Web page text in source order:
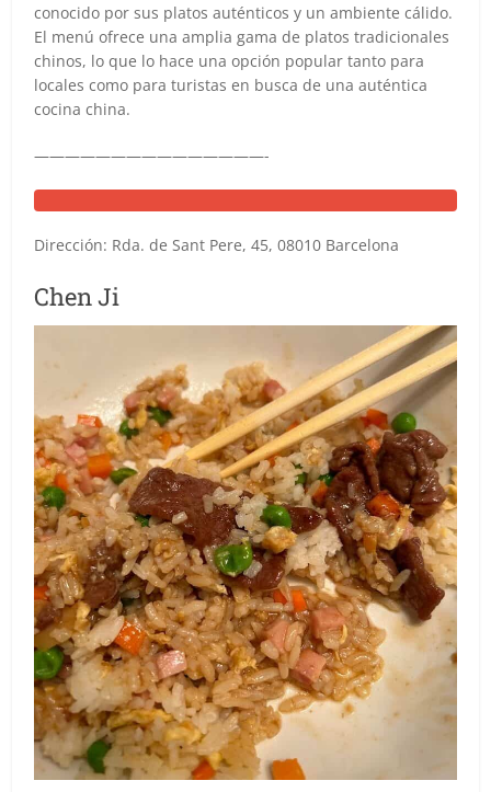
conocido por sus platos auténticos y un ambiente cálido.
El menú ofrece una amplia gama de platos tradicionales
chinos, lo que lo hace una opción popular tanto para
locales como para turistas en busca de una auténtica
cocina china.
———————————————-
Dirección: Rda. de Sant Pere, 45, 08010 Barcelona
Chen Ji